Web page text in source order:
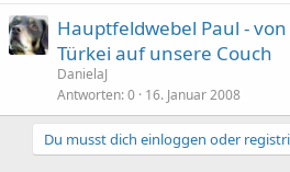
Hauptfeldwebel Paul -
Türkei auf unsere Couch
DanielaJ
Antworten 0 16. Januar 2008
Du musst dich einloggen oder